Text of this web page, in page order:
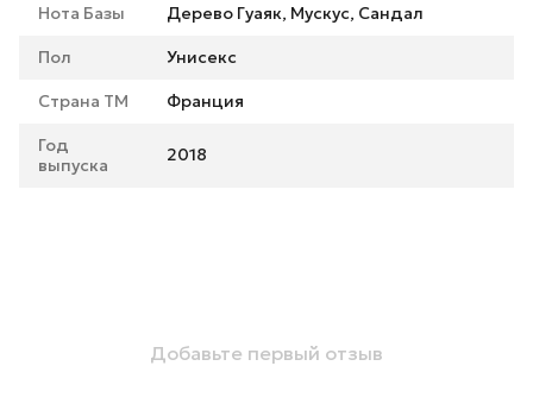
Нота Базы Дерево Гуаяк, Мускус, Сандал
Пол Унисекс
Страна ТМ Франция
Год
выпуска
2018
Добавьте первый отзыв